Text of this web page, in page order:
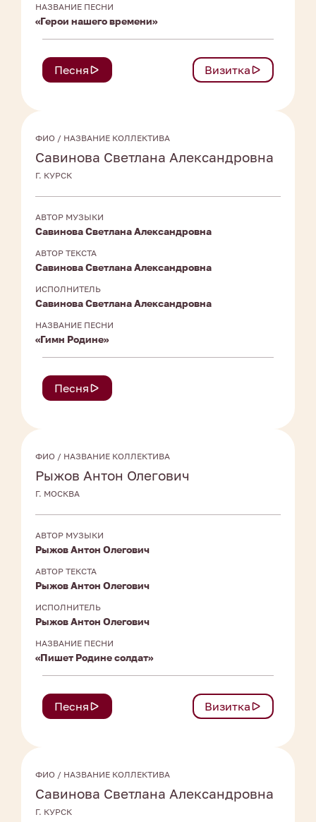
НАЗВАНИЕ ПЕСНИ
«Герои нашего времени»
Песня Визитка
ФИО / НАЗВАНИЕ КОЛЛЕКТИВА
Савинова Светлана Александровна
Г. КУРСК
АВТОР МУЗЫКИ
Савинова Светлана Александровна
АВТОР ТЕКСТА
Савинова Светлана Александровна
ИСПОЛНИТЕЛЬ
Савинова Светлана Александровна
НАЗВАНИЕ ПЕСНИ
«Гимн Родине»
Песня
ФИО / НАЗВАНИЕ КОЛЛЕКТИВА
Рыжов Антон Олегович
Г. МОСКВА
АВТОР МУЗЫКИ
Рыжов Антон Олегович
АВТОР ТЕКСТА
Рыжов Антон Олегович
ИСПОЛНИТЕЛЬ
Рыжов Антон Олегович
НАЗВАНИЕ ПЕСНИ
«Пишет Родине солдат»
Песня Визитка
ФИО / НАЗВАНИЕ КОЛЛЕКТИВА
Савинова Светлана Александровна
Г. КУРСК